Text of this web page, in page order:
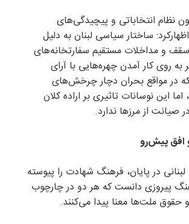
نظام انتخاباتی و پیچیدگی‌های
ساختار سیاسی لبنان به دلیل
و مداخلات مستقیم سفارتخانه‌های
روی کار آمدن چهره‌هایی با آرای
در مواقع بحران دچار چرخش‌های
این نوسانات تاثیری بر اراده کلان
از مرزها ندارد.
پیش‌رو
در پایان، فرهنگ شهادت را پیوسته
پیروزی دانست که هر دو در چارچوب
حقوق ملت‌ها معنا پیدا می‌کنند.